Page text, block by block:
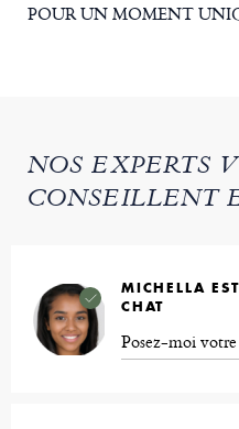
POUR UN MOMENT
NOS EXPERTS
CONSEILLENT
MICHELLA
CHAT
Posez-moi